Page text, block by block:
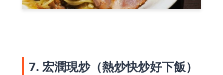
7. 宏潤現炒（熱炒快炒好下飯）